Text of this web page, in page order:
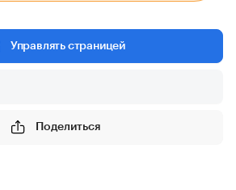
Управлять страницей
Поделиться